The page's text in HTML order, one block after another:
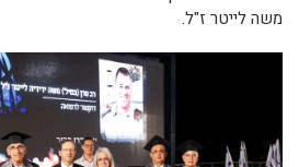
משה לייטר ז"ל.